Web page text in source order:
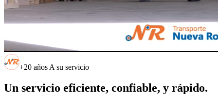
+20 años A su servicio
Un servicio eficiente, confiable, y rápido.